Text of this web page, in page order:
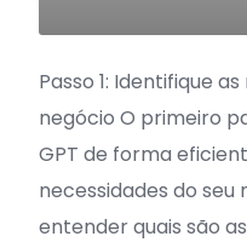
Passo 1: Identifique
negócio O primeiro
GPT de forma
necessidades do seu
entender quais são